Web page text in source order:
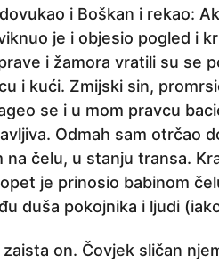
i Boškan i rekao:
je i objesio pogled i
i žamora vratili su se
i kući. Zmijski sin,
se i u mom pravcu
Odmah sam otrčao
na čelu, u stanju transa.
je prinosio babinom
duša pokojnika i ljudi
on. Čovjek sličan